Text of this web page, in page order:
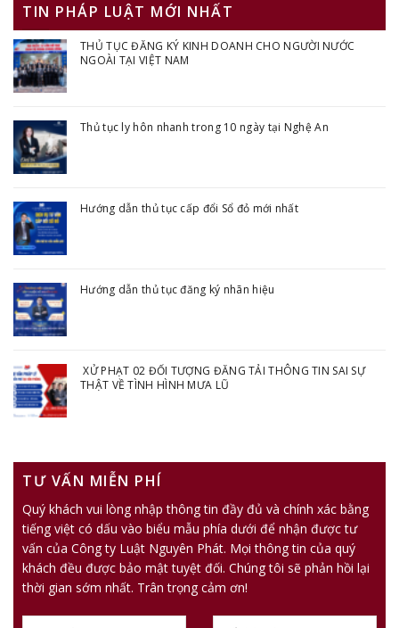
TIN PHÁP LUẬT MỚI NHẤT
THỦ TỤC ĐĂNG KÝ KINH DOANH CHO NGƯỜI NƯỚC
NGOÀI TẠI VIỆT NAM
Thủ tục ly hôn nhanh trong 10 ngày tại Nghệ An
Hướng dẫn thủ tục cấp đổi Sổ đỏ mới nhất
Hướng dẫn thủ tục đăng ký nhãn hiệu
XỬ PHẠT 02 ĐỐI TƯỢNG ĐĂNG TẢI THÔNG TIN SAI SỰ
THẬT VỀ TÌNH HÌNH MƯA LŨ
TƯ VẤN MIỄN PHÍ
Quý khách vui lòng nhập thông tin đầy đủ và chính xác bằng
tiếng việt có dấu vào biểu mẫu phía dưới để nhận được tư
vấn của Công ty Luật Nguyên Phát. Mọi thông tin của quý
khách đều được bảo mật tuyệt đối. Chúng tôi sẽ phản hồi lại
thời gian sớm nhất. Trân trọng cảm ơn!